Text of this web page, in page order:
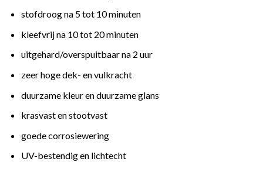
stofdroog na 5 tot 10 minuten
kleefvrij na 10 tot 20 minuten
uitgehard/overspuitbaar na 2 uur
zeer hoge dek- en vulkracht
duurzame kleur en duurzame glans
krasvast en stootvast
goede corrosiewering
UV-bestendig en lichtecht